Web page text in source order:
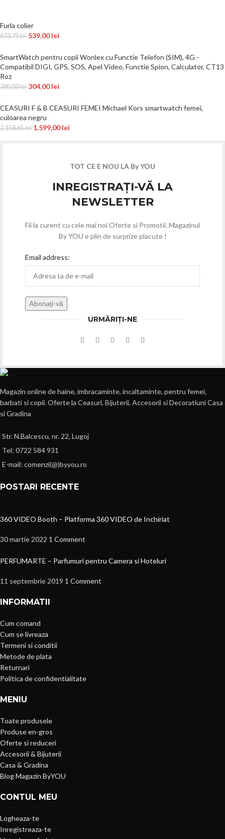
Furla colier
673,75lei 539,00lei
SmartWatch pentru copii Wonlex cu Functie Telefon (SIM), 4G -
Compatibil DIGI, GPS, SOS, Apel Video, Functie Spion, Calculator, CT13
Roz
380,00lei 304,00lei
CEASURI F & B CEASURI FEMEI Michael Kors smartwatch femei,
culoarea negru
2.158,65lei 1.599,00lei
TOT CE E NOU LA By YOU
INREGISTRAȚI-VĂ LA
NEWSLETTER
Fii la curent cu cele mai noi Oferte si Promotii. Magazinul
By YOU e plin de surprize placute !
Email address:
URMĂRIȚI-NE
Magazin online de haine, imbracaminte, incaltaminte, pentru femei,
barbati si copii. Oferte la Ceasuri, Bijuterii, Accesorii si Decoratiuni Casa
si Gradina
Str. N.Balcescu, nr. 22, Lugoj
Tel: 0722 584 931
E-mail: comenzi(@)byyou.ro
POSTARI RECENTE
360 VIDEO Booth – Platforma 360 VIDEO de Inchiriat
30 martie 2022 1 Comment
PERFUMARTE – Parfumuri pentru Camera si Hoteluri
11 septembrie 2019 1 Comment
INFORMATII
Cum comand
Cum se livreaza
Termeni si conditii
Metode de plata
Returnari
Politica de confidentialitate
MENIU
Toate produsele
Produse en-gros
Oferte si reduceri
Accesorii & Bijuterii
Casa & Gradina
Blog Magazin ByYOU
CONTUL MEU
Logheaza-te
Inregistreaza-te